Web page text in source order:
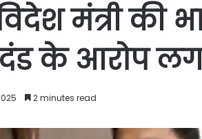
मंत्री की
के आरोप
2 minutes read